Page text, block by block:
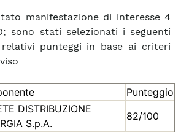
manifestazione di interesse 4
sono stati selezionati i seguenti
punteggi in base ai criteri
Punteggio
DISTRIBUZIONE
S.p.A.
82/100